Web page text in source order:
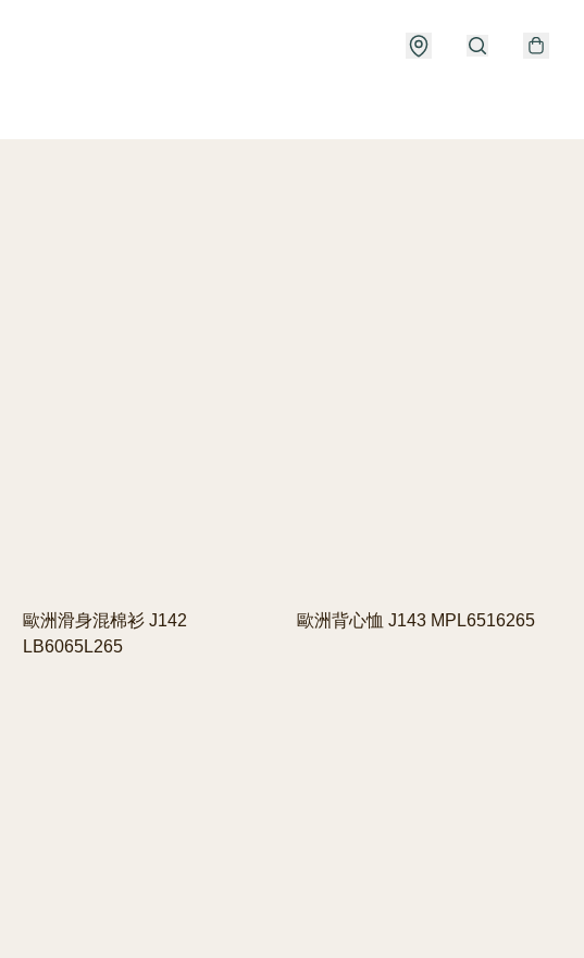
歐洲滑身混棉衫 J142
LB6065L265
歐洲背心恤 J143 MPL6516265